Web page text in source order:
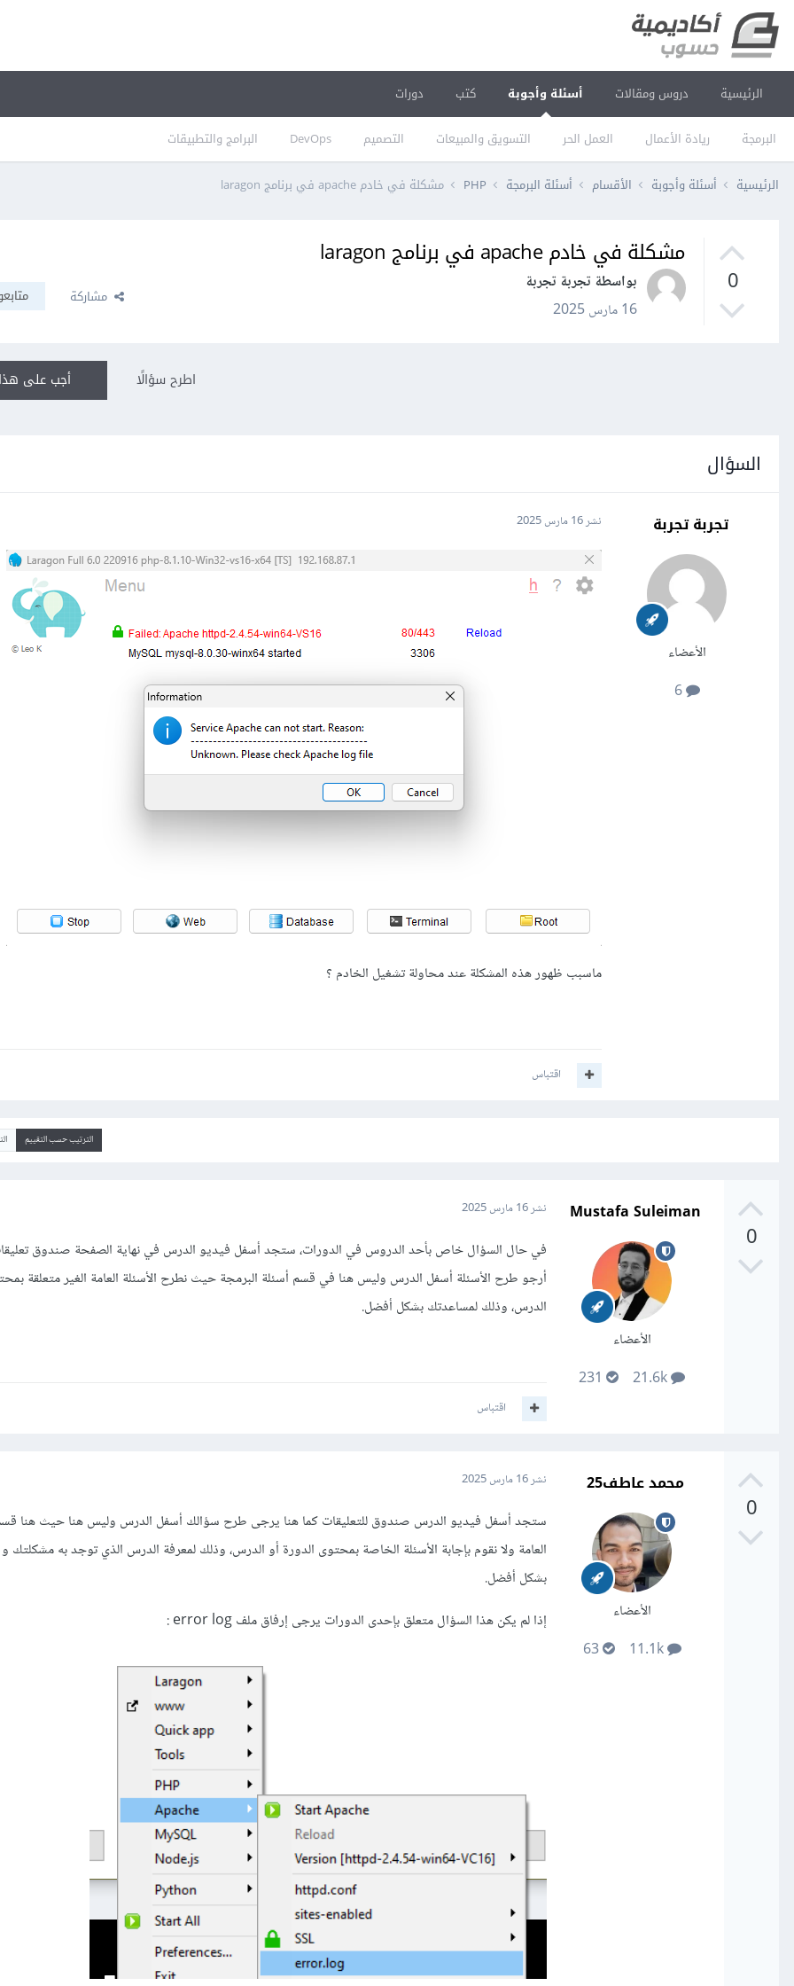
الرئيسية دروس ومقالات أسئلة وأجوبة
البرمجة ريادة الأعمال العمل الحر التسويق والمبيعات التصميم DevOps البرامج والتطبيقات
كتب دورات
الرئيسية أسئلة وأجوبة الأقسام أسئلة البرمجة PHP مشكلة في خادم apache في برنامج laragon
0
مشكلة في خادم apache في برنامج laragon
بواسطة تجربة تجربة
16 مارس 2025
مشاركة
أجب على اطرح سؤالًا
السؤال
تجربة تجربة
الأعضاء
6
نشر16 مارس 2025
ماسبب ظهور هذه المشكلة عند محاولة تشغيل الخادم ؟
اقتباس
الترتيب حسب التقييم
0
Mustafa Suleiman
الأعضاء
نشر16 مارس 2025
في حال السؤال خاص بأحد الدروس في الدورات، ستجد أسفل فيديو الدرس في نهاية الصفحة صندوق
أرجو طرح الأسئلة أسفل الدرس وليس هنا في قسم أسئلة البرمجة حيث نطرح الأسئلة العامة الغير متعلقة
الدرس، وذلك لمساعدتك بشكل أفضل.
اقتباس
0
محمد عاطف25
الأعضاء
11.1k
63
نشر16 مارس 2025
ستجد أسفل فيديو الدرس صندوق للتعليقات كما هنا يرجى طرح سؤالك أسفل الدرس وليس هنا حيث هنا قسم
العامة ولا نقوم بإجابة الأسئلة الخاصة بمحتوى الدورة أو الدرس، وذلك لمعرفة الدرس الذي توجد به مشكلتك
بشكل أفضل.
إذا لم يكن هذا السؤال متعلق بإحدى الدورات يرجى إرفاق ملف error log
: